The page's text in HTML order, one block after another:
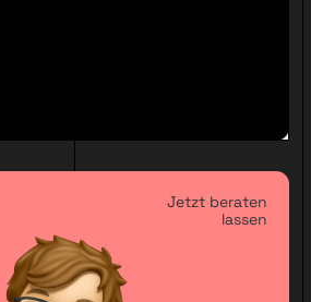
Jetzt beraten
lassen